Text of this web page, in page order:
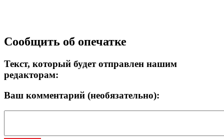
Прокрутка
вверх
Сообщить об опечатке
Текст, который будет отправлен нашим
редакторам:
Ваш комментарий (необязательно):